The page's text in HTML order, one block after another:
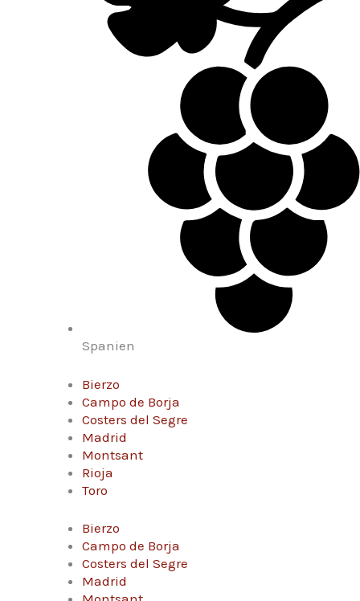
Spanien
Bierzo
Campo de Borja
Costers del Segre
Madrid
Montsant
Rioja
Toro
Bierzo
Campo de Borja
Costers del Segre
Madrid